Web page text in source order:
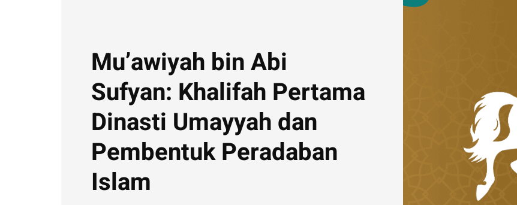
Mu’awiyah bin Abi
Sufyan: Khalifah Pertama
Dinasti Umayyah dan
Pembentuk Peradaban
Islam